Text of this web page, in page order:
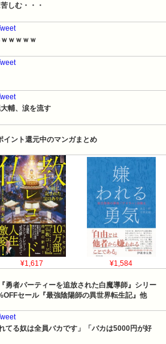
しむ・・・
ｗｗｗｗ
輔、涙を流す
ント還元中のマンガまとめ
¥1,617 ¥1,584
勇者パーティーを追放された白魔導師』シリー
セール『最強陰陽師の異世界転生記』他
てる奴は全員バカです」「バカは5000円が好